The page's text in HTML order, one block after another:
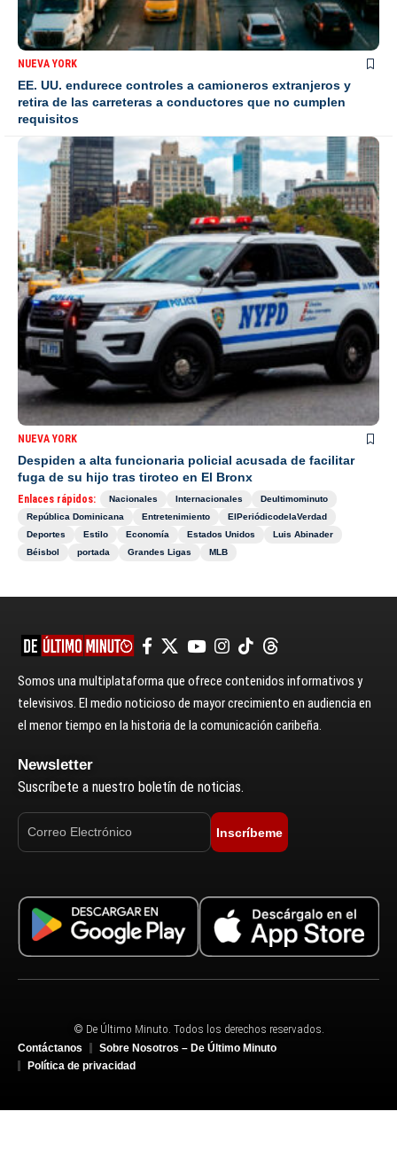
NUEVA YORK
EE. UU. endurece controles a camioneros extranjeros y
retira de las carreteras a conductores que no cumplen
requisitos
NUEVA YORK
Despiden a alta funcionaria policial acusada de facilitar
fuga de su hijo tras tiroteo en El Bronx
Enlaces rápidos: Nacionales Internacionales
Deultimominuto
República Dominicana
Entretenimiento
ElPeriódicodelaVerdad
Deportes
Estilo Economía Estados Unidos
Luis Abinader
Béisbol
portada Grandes Ligas MLB
Somos una multiplataforma que ofrece contenidos informativos y
televisivos. El medio noticioso de mayor crecimiento en audiencia en
el menor tiempo en la historia de la comunicación caribeña.
Newsletter
Suscríbete a nuestro boletín de noticias.
Inscríbeme
© De Último Minuto. Todos los derechos reservados.
Contáctanos
Sobre Nosotros – De Último Minuto
Política de privacidad